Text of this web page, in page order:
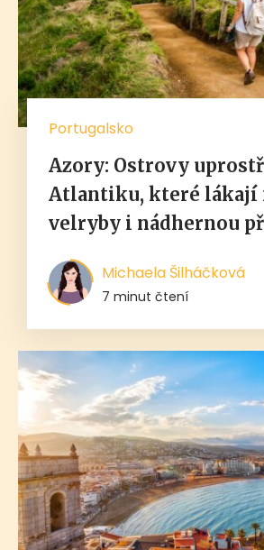
Portugalsko
Azory: Ostrovy
Atlantiku, které lákají
velryby i nádhernou
Michaela Šilháčková
7 minut čtení